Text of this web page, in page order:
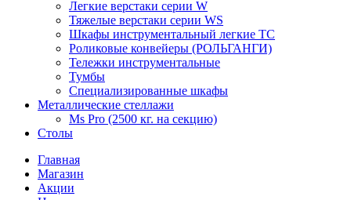
Легкие верстаки серии W
Тяжелые верстаки серии WS
Шкафы инструментальный легкие ТС
Роликовые конвейеры (РОЛЬГАНГИ)
Тележки инструментальные
Тумбы
Специализированные шкафы
Металлические стеллажи
Ms Pro (2500 кг. на секцию)
Столы
Главная
Магазин
Акции